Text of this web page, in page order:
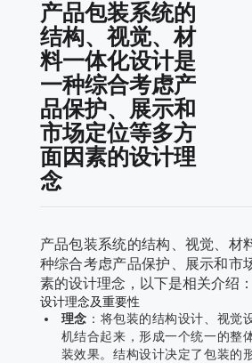
产品包装系统的
结构、视觉、材
料一体化设计是
一种综合考虑产
品保护、展示和
市场定位等多方
面因素的设计理
念
产品包装系统的结构、视觉、材
种综合考虑产品保护、展示和市
素的设计理念，以下是相关介绍：
设计理念及重要性
理念 ：将包装的结构设计、视觉
机结合起来，形成一个统一的整
装效果。结构设计决定了包装的